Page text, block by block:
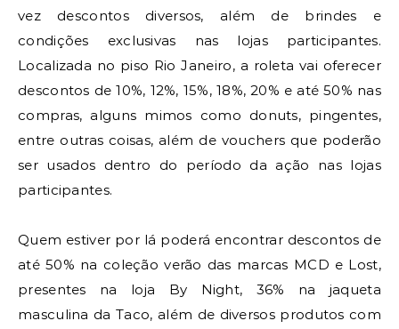
vez descontos diversos, além de brindes e
condições exclusivas nas lojas participantes.
Localizada no piso Rio Janeiro, a roleta vai oferecer
descontos de 10%, 12%, 15%, 18%, 20% e até 50% nas
compras, alguns mimos como donuts, pingentes,
entre outras coisas, além de vouchers que poderão
ser usados dentro do período da ação nas lojas
participantes.
Quem estiver por lá poderá encontrar descontos de
até 50% na coleção verão das marcas MCD e Lost,
presentes na loja By Night, 36% na jaqueta
masculina da Taco, além de diversos produtos com